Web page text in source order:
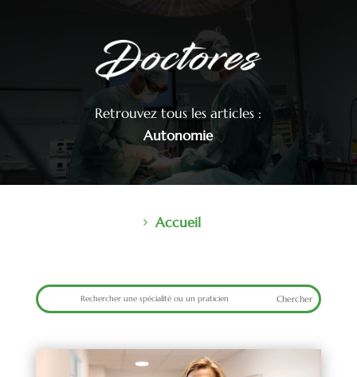
Retrouvez tous les articles :
Autonomie
Accueil